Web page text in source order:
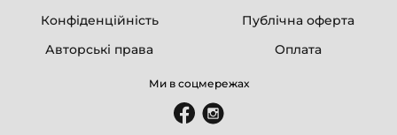
Конфіденційність
Публічна оферта
Авторські права
Оплата
Ми в соцмережах